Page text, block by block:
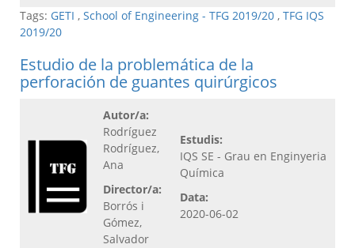
Tags: GETI , School of Engineering - TFG 2019/20 , TFG IQS
2019/20
Estudio de la problemática de la
perforación de guantes quirúrgicos
Autor/a:
Rodríguez
Rodríguez,
Ana
Director/a:
Borrós i
Gómez,
Salvador
Estudis:
IQS SE - Grau en Enginyeria
Química
Data:
2020-06-02